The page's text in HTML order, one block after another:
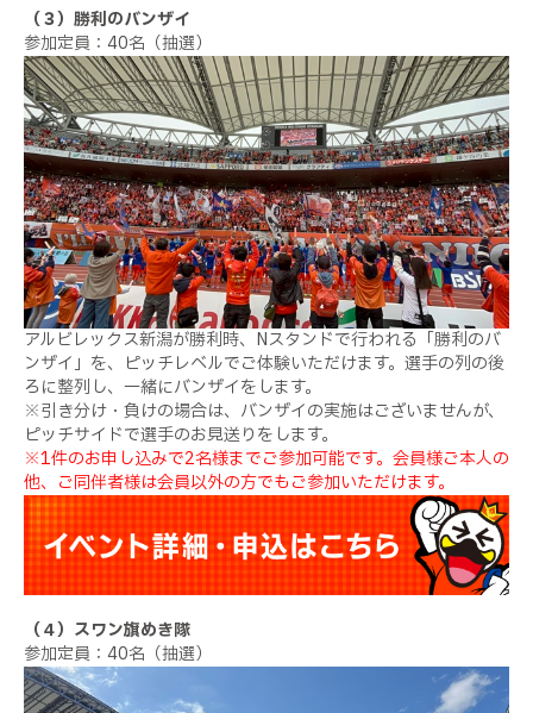
（３）勝利のバンザイ
参加定員：40名（抽選）
アルビレックス新潟が勝利時、Nスタンドで行われる「勝利のバ
ンザイ」を、ピッチレベルでご体験いただけます。選手の列の後
ろに整列し、一緒にバンザイをします。
※引き分け・負けの場合は、バンザイの実施はございませんが、
ピッチサイドで選手のお見送りをします。
※1件のお申し込みで2名様までご参加可能です。会員様ご本人の
他、ご同伴者様は会員以外の方でもご参加いただけます。
（４）スワン旗めき隊
参加定員：40名（抽選）